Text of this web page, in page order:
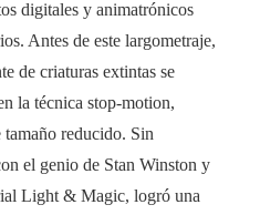
digitales y animatrónicos
Antes de este largometraje,
de criaturas extintas se
la técnica stop-motion,
reducido. Sin
el genio de Stan Winston y
Light & Magic, logró una